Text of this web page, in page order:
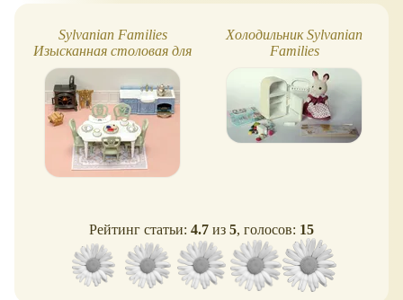
Sylvanian Families
Изысканная столовая для
дома мишки-
архитектора
Холодильник Sylvanian
Families
Рейтинг статьи: 4.7 из 5, голосов: 15